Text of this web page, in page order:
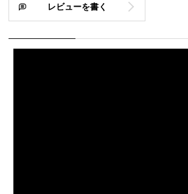
レビューを書く